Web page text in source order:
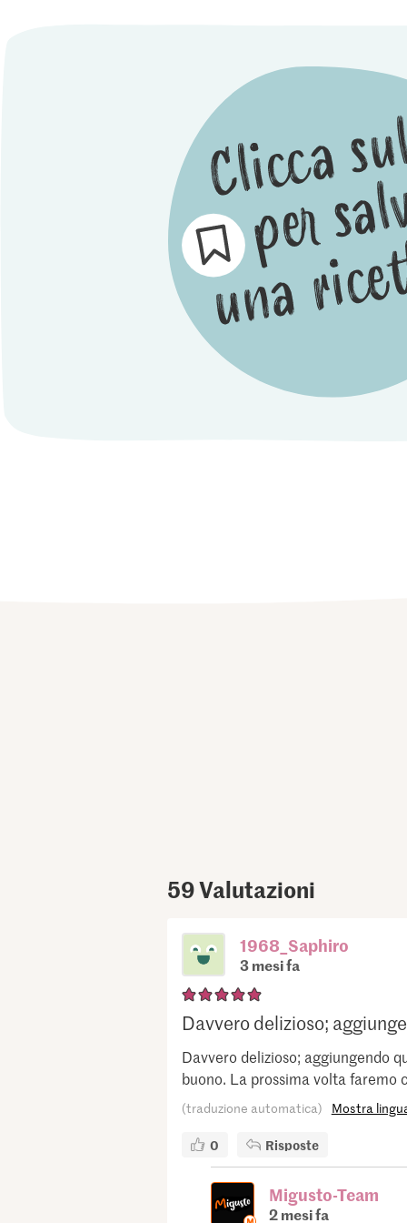
59Valutazioni
1968_Saphiro
3 mesi fa
Davvero delizioso;
Davvero delizioso; aggiungendo
buono. La prossima volta faremo
(traduzione automatica) Mostra
0 Risposte
Migusto-Team
2 mesi fa